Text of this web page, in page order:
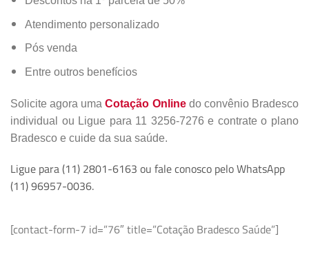
Atendimento personalizado
Pós venda
Entre outros benefícios
Solicite agora umaCotação Onlinedo convênio Bradesco
individual ou Ligue para 11 3256-7276 e contrate o plano
Bradesco e cuide da sua saúde.
Ligue para (11) 2801-6163 ou fale conosco pelo WhatsApp
(11) 96957-0036.
[contact-form-7 id=”76″ title=”Cotação Bradesco Saúde”]